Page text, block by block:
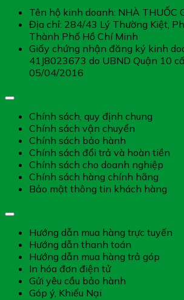
Tên hộ kinh doanh: NHÀ THUỐC
Địa chỉ: 284/43 Lý Thường Kiệt,
Thành Phố Hồ Chí Minh
Giấy chứng nhận đăng ký kinh
41J8023673 do UBND Quận 10
05/04/2016
Chính sách, quy định chung
Chính sách vận chuyển
Chính sách bảo hành
Chính sách đổi trả và hoàn tiền
Chính sách cho doanh nghiệp
Chính sách hàng chính hãng
Bảo mật thông tin khách hàng
Hướng dẫn mua hàng trực tuyến
Hướng dẫn thanh toán
Hướng dẫn mua hàng trả góp
In hóa đơn điện tử
Gửi yêu cầu bảo hành
Góp ý, Khiếu Nại